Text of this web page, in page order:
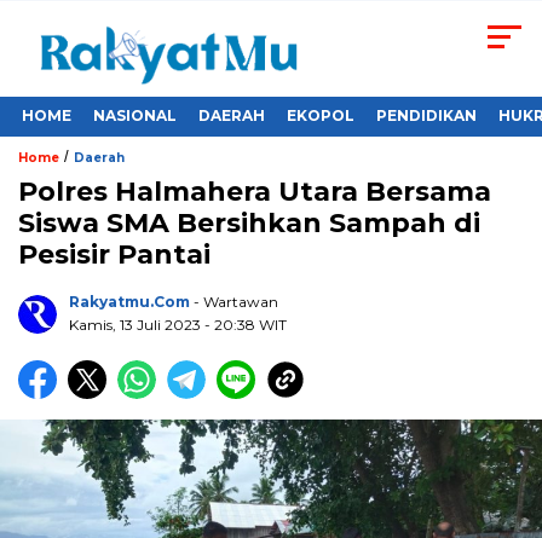
HOME NASIONAL DAERAH EKOPOL PENDIDIKAN
Home / Daerah
Polres Halmahera Utara Bersama
Siswa SMA Bersihkan Sampah di
Pesisir Pantai
Rakyatmu.com - Wartawan
Kamis, 13 Juli 2023 - 20:38 WIT